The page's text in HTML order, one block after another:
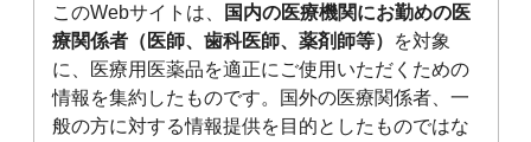
このWebサイトは、
国内の医療機関にお勤めの医
療関係者（医師、歯科医師、薬剤師等）
を対象
に、医療用医薬品を適正にご使用いただくための
情報を集約したものです。国外の医療関係者、一
般の方に対する情報提供を目的としたものではな